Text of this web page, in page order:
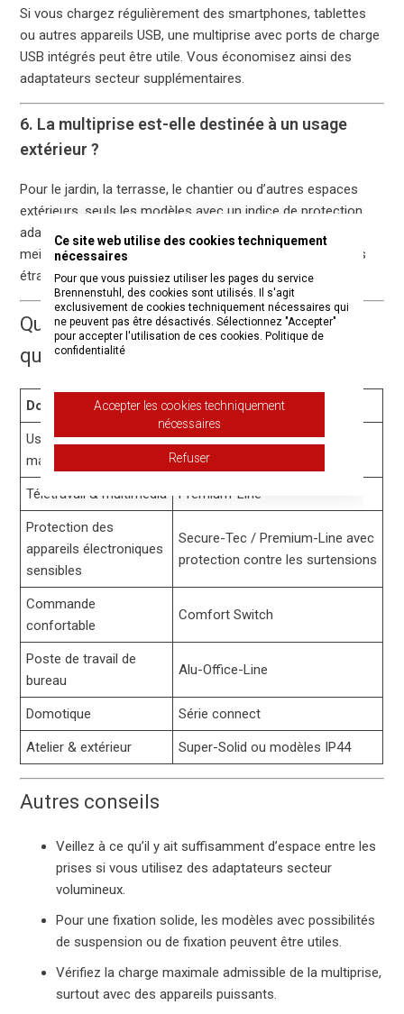
Si vous chargez régulièrement des smartphones, tablettes
ou autres appareils USB, une multiprise avec ports de charge
USB intégrés peut être utile. Vous économisez ainsi des
adaptateurs secteur supplémentaires.
6. La multiprise est-elle destinée à un usage
extérieur ?
Pour le jardin, la terrasse, le chantier ou d’autres espaces
extérieurs, seuls les modèles avec un indice de protection
adapté (par ex. IP44) doivent être utilisés. Ils offrent une
meilleure protection contre les éclaboussures et les corps
étrangers.
Quelle série brennenstuhl® convient à
quel domaine d’utilisation ?
Domaine d’utilisation Série recommandée
Usage quotidien à la
maison
Eco-Line
Télétravail & multimédia Premium-Line
Protection des
appareils électroniques
sensibles
Secure-Tec / Premium-Line avec
protection contre les surtensions
Commande
confortable
Comfort Switch
Poste de travail de
bureau
Alu-Office-Line
Domotique Série connect
Atelier & extérieur Super-Solid ou modèles IP44
Autres conseils
Veillez à ce qu’il y ait suffisamment d’espace entre les
prises si vous utilisez des adaptateurs secteur
volumineux.
Pour une fixation solide, les modèles avec possibilités
de suspension ou de fixation peuvent être utiles.
Vérifiez la charge maximale admissible de la multiprise,
surtout avec des appareils puissants.
Ce site web utilise des cookies techniquement
nécessaires
Pour que vous puissiez utiliser les pages du service
Brennenstuhl, des cookies sont utilisés. Il s'agit
exclusivement de cookies techniquement nécessaires qui
ne peuvent pas être désactivés. Sélectionnez "Accepter"
pour accepter l'utilisation de ces cookies. Politique de
confidentialité
Accepter les cookies techniquement
nécessaires
Refuser